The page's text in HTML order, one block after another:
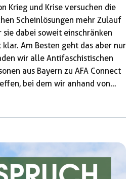
Krieg und Krise versuchen die
Scheinlösungen mehr Zulauf
sie dabei soweit einschränken
Am Besten geht das aber nur
wir alle Antifaschistischen
aus Bayern zu AFA Connect
bei dem wir anhand von
lassen. Lasst uns AfD
Schranken […]